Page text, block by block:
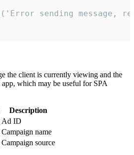
sending message,
the client is currently viewing and the
which may be useful for SPA
Description
Ad ID
Campaign name
Campaign source